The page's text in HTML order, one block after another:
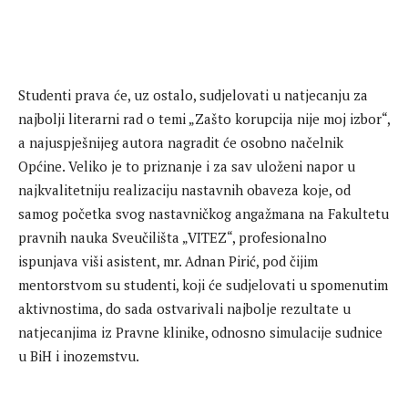
Studenti prava će, uz ostalo, sudjelovati u natjecanju za
najbolji literarni rad o temi „Zašto korupcija nije moj izbor“,
a najuspješnijeg autora nagradit će osobno načelnik
Općine. Veliko je to priznanje i za sav uloženi napor u
najkvalitetniju realizaciju nastavnih obaveza koje, od
samog početka svog nastavničkog angažmana na Fakultetu
pravnih nauka Sveučilišta „VITEZ“, profesionalno
ispunjava viši asistent, mr. Adnan Pirić, pod čijim
mentorstvom su studenti, koji će sudjelovati u spomenutim
aktivnostima, do sada ostvarivali najbolje rezultate u
natjecanjima iz Pravne klinike, odnosno simulacije sudnice
u BiH i inozemstvu.